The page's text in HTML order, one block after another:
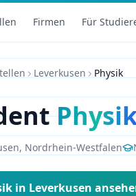
Firmen Für
Leverkusen Physik
, Nordrhein-Westfalen
in Leverkusen